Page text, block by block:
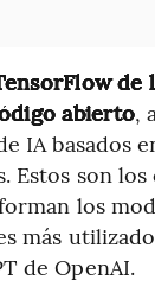
de
abierto,
IA basados
Estos son
los
más
de OpenAI.